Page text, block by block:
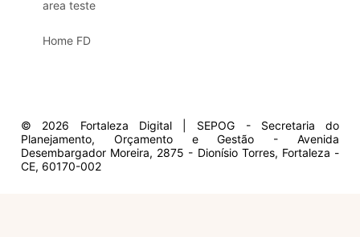
area teste
Home FD
© 2026 Fortaleza Digital | SEPOG - Secretaria do
Planejamento, Orçamento e Gestão - Avenida
Desembargador Moreira, 2875 - Dionísio Torres, Fortaleza -
CE, 60170-002